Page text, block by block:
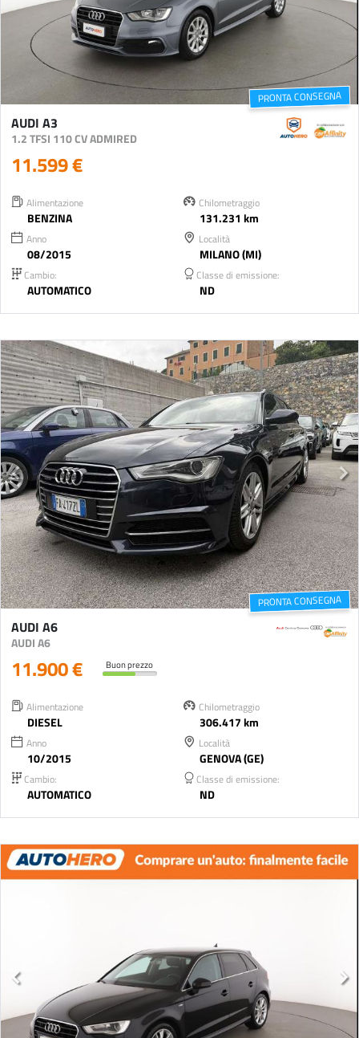
PRONTA CONSEGNA
AUDI A3
1.2 TFSI 110 CV ADMIRED
11.599 €
Alimentazione
BENZINA
Chilometraggio
131.231 km
Anno
08/2015
Località
MILANO (MI)
Cambio:
AUTOMATICO
Classe di emissione:
ND
PRONTA CONSEGNA
AUDI A6
AUDI A6
11.900 € Buon prezzo
Alimentazione
DIESEL
Chilometraggio
306.417 km
Anno
10/2015
Località
GENOVA (GE)
Cambio:
AUTOMATICO
Classe di emissione:
ND